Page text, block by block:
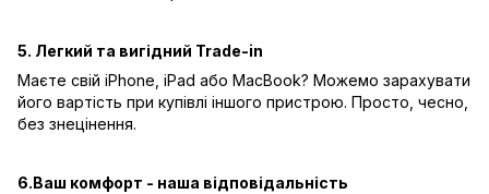
5. Легкий та вигідний Trade-in
Маєте свій iPhone, iPad або MacBook? Можемо зарахувати
його вартість при купівлі іншого пристрою. Просто, чесно,
без знецінення.
6.Ваш комфорт - наша відповідальність